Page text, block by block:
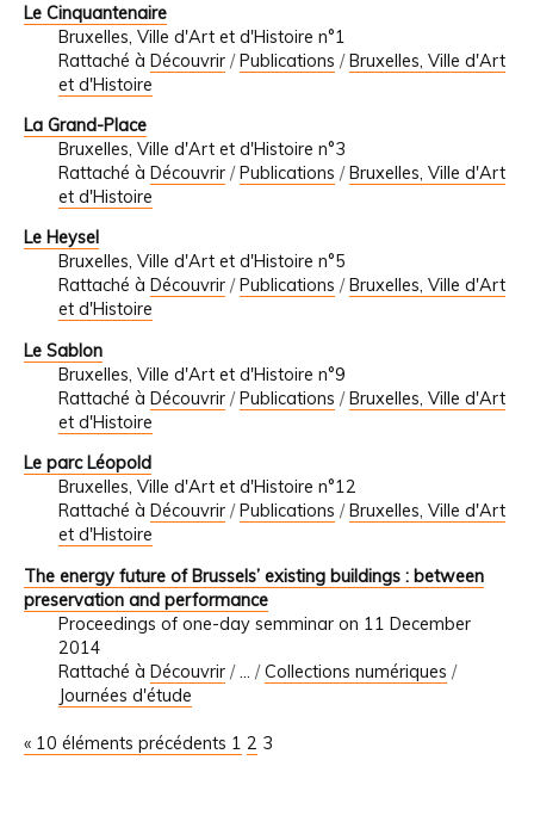
Le Cinquantenaire
Bruxelles, Ville d'Art et d'Histoire n°1
Rattaché à Découvrir /Publications /Bruxelles, Ville d'Art
et d'Histoire
La Grand-Place
Bruxelles, Ville d'Art et d'Histoire n°3
Rattaché à Découvrir /Publications /Bruxelles, Ville d'Art
et d'Histoire
Le Heysel
Bruxelles, Ville d'Art et d'Histoire n°5
Rattaché à Découvrir / Publications / Bruxelles, Ville d'Art
et d'Histoire
Le Sablon
Bruxelles, Ville d'Art et d'Histoire n°9
Rattaché à Découvrir /Publications /Bruxelles, Ville d'Art
et d'Histoire
Le parc Léopold
Bruxelles, Ville d'Art et d'Histoire n°12
Rattaché à Découvrir /Publications /Bruxelles, Ville d'Art
et d'Histoire
The energy future of Brussels’ existing buildings : between
preservation and performance
Proceedings of one-day semminar on 11 December
2014
Rattaché à Découvrir / /Collections numériques /
Journées d'étude
« 10 éléments précédents 1 2 3